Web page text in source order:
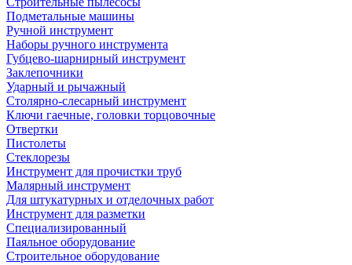
Подметальные машины
Ручной инструмент
Наборы ручного инструмента
Губцево-шарнирный инструмент
Заклепочники
Ударный и рычажный
Столярно-слесарный инструмент
Ключи гаечные, головки торцовочные
Отвертки
Пистолеты
Стеклорезы
Инструмент для прочистки труб
Малярный инструмент
Для штукатурных и отделочных работ
Инструмент для разметки
Специализированный
Паяльное оборудование
Строительное оборудование